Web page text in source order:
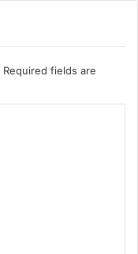
Required fields are